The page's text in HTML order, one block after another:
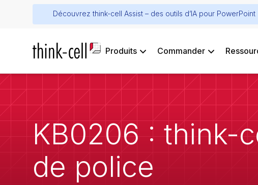
Découvrez think-cell Assist – des outils d’IA pour PowerPoint
Produits Commander
KB0206 : think-
de police